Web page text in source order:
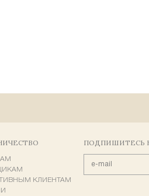
КЛИЕНТАМ
ПОДПИШИТЕСЬ